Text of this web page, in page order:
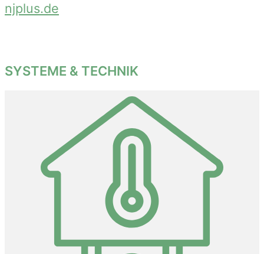
njplus.de
SYSTEME & TECHNIK